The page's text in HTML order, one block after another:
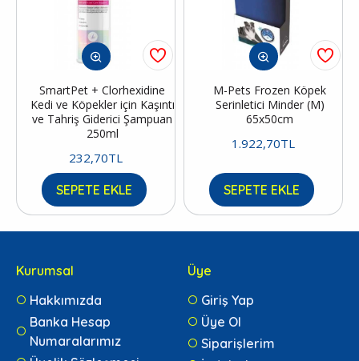
SmartPet + Clorhexidine
Kedi ve Köpekler için Kaşıntı
ve Tahriş Giderici Şampuan
250ml
232,70TL
SEPETE EKLE
M-Pets Frozen Köpek
Serinletici Minder (M)
65x50cm
1.922,70TL
SEPETE EKLE
Kurumsal
Hakkımızda
Banka Hesap
Numaralarımız
Üye
Giriş Yap
Üye Ol
Siparişlerim